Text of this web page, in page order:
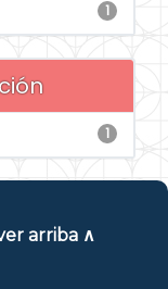
1
1
arriba ∧